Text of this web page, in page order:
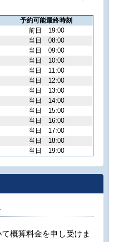
予約可能最終時刻
前日 19:00
当日 08:00
当日 09:00
当日 10:00
当日 11:00
当日 12:00
当日 13:00
当日 14:00
当日 15:00
当日 16:00
当日 17:00
当日 18:00
当日 19:00
概算料金を申し受けま